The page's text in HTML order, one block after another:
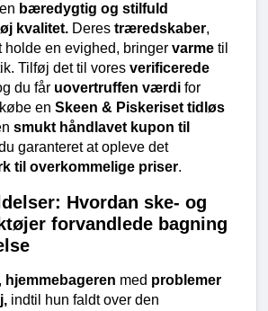
bæredygtig og stilfuld
kvalitet. Deres træredskaber,
holde en evighed, bringer varme til
Tilføj det til vores verificerede
du får uovertruffen værdi for
en Skeen & Piskeriset tidløs
smukt håndlavet kupon til
garanteret at opleve det
til overkommelige priser.
Hvordan ske- og
forvandlede bagning
, hjemmebageren med problemer
indtil hun faldt over den